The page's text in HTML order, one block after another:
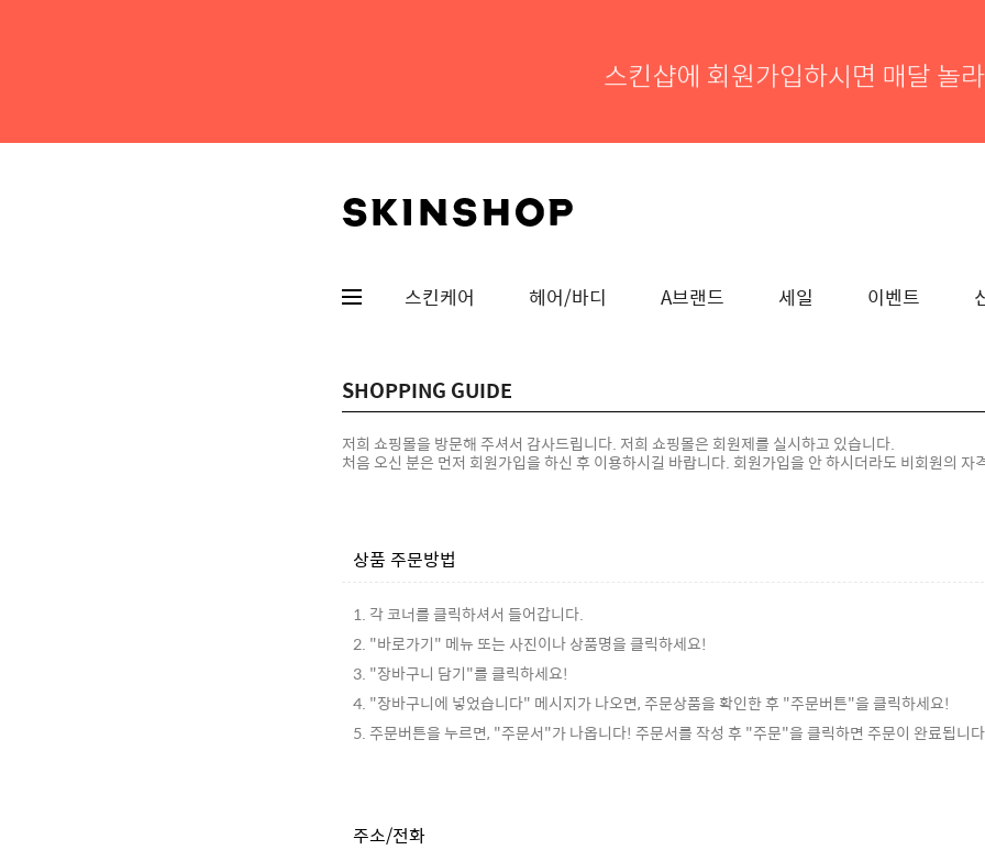
스킨케어 헤어/바디 A브랜드 세일 이벤트
SHOPPING GUIDE
저희 쇼핑몰을 방문해 주셔서 감사드립니다. 저희 쇼핑몰은 회원제를 실시하고 있습니다.
처음 오신 분은 먼저 회원가입을 하신 후 이용하시길 바랍니다. 회원가입을 안 하시더라도 비회원의
상품 주문방법
1. 각 코너를 클릭하셔서 들어갑니다.
2. "바로가기" 메뉴 또는 사진이나 상품명을 클릭하세요!
3. "장바구니 담기"를 클릭하세요!
4. "장바구니에 넣었습니다" 메시지가 나오면, 주문상품을 확인한 후 "주문버튼"을 클릭하세요!
5. 주문버튼을 누르면, "주문서"가 나옵니다! 주문서를 작성 후 "주문"을 클릭하면 주문이 완료됩니
주소/전화